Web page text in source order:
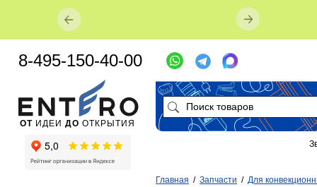
Главная / Запчасти / Для
ОТ ИДЕИ ДО ОТКРЫТИЯ
8-495-150-40-00